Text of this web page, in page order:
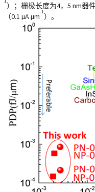
）；栅极长度为4，5 nm器
（0.1 µA µm
-1
）。